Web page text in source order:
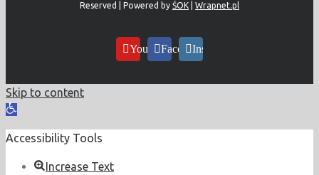
Reserved | Powered by ŚOK Wrapnet.pl
YouTubeFacebookInstagram
Skip to content
Open
Accessibility Tools
Increase Text